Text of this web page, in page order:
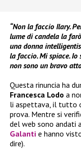
“Non la faccio Ilary.
lume di candela la
una donna
la faccio. Mi spiace. Io
non sono un bravo
Questa rinuncia ha
Francesca Lodo a
li aspettava, il tutto
prova. Mentre si
del web sono andati
Galanti e hanno
dire).